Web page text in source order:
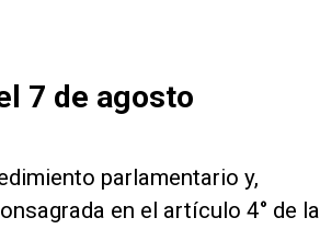
7 de agosto
parlamentario y,
en el artículo 4° de la